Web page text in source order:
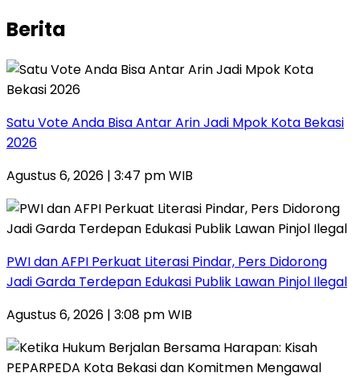
Berita
Satu Vote Anda Bisa Antar Arin Jadi Mpok Kota Bekasi
2026
Agustus 6, 2026 | 3:47 pm WIB
PWI dan AFPI Perkuat Literasi Pindar, Pers Didorong
Jadi Garda Terdepan Edukasi Publik Lawan Pinjol Ilegal
Agustus 6, 2026 | 3:08 pm WIB